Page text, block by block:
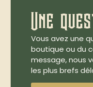
Une
Vous avez une
boutique ou du
message, nous
les plus brefs